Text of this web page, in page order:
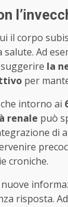
il corpo
Ad
la
per
intorno ai
renale può
di
croniche.
risposta.